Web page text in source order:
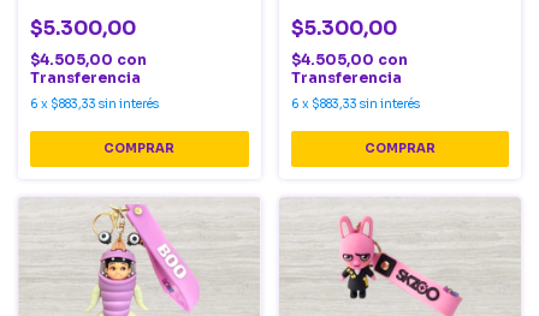
$5.300,00
$4.505,00 con
Transferencia
6 x $883,33 sin interés
$5.300,00
$4.505,00 con
Transferencia
6 x $883,33 sin interés